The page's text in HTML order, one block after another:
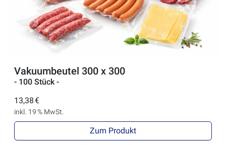
Vakuumbeutel 300 x 300
- 100 Stück -
13,38 €
inkl. 19 % MwSt.
Zum Produkt